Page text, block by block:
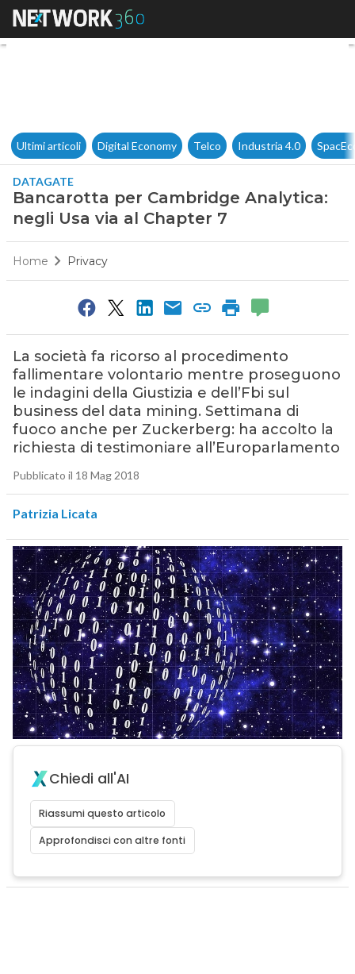
Bancarotta per Cambridge
Ultimi articoli Digital Economy Telco Industria 4.0
DATAGATE
Bancarotta per Cambridge Analytica:
negli Usa via al Chapter 7
Home Privacy
La società fa ricorso al procedimento
fallimentare volontario mentre proseguono
le indagini della Giustizia e dell’Fbi sul
business del data mining. Settimana di
fuoco anche per Zuckerberg: ha accolto la
richiesta di testimoniare all’Europarlamento
Pubblicato il 18 Mag 2018
Patrizia Licata
Chiedi all'AI
Riassumi questo articolo
Approfondisci con altre fonti